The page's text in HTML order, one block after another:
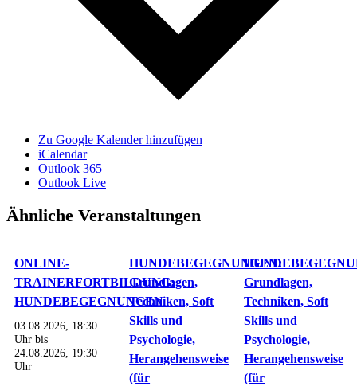
Zu Google Kalender hinzufügen
iCalendar
Outlook 365
Outlook Live
Ähnliche Veranstaltungen
ONLINE-
TRAINERFORTBILDUNG:
HUNDEBEGEGNUNGEN
03.08.2026, 18:30
Uhr bis
24.08.2026, 19:30
Uhr
HUNDEBEGEGNUNGEN:
Grundlagen,
Techniken, Soft
Skills und
Psychologie,
Herangehensweise
(für
Grundlagen,
Techniken, Soft
Skills und
Psychologie,
Herangehensweise
(für